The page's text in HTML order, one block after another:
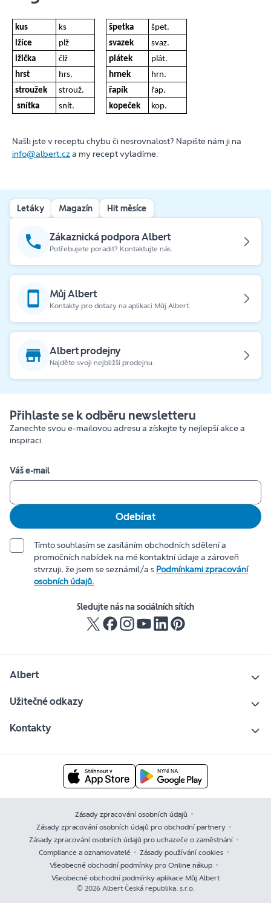
kus ks špetka
špet.
lžíce
plž svazek
svaz.
lžička
člž plátek
plát.
hrst
hrs. hrnek
hrn.
stroužek
strouž. řapík
řap.
snítka
snít. kopeček kop.
Našli jste v receptu chybu či nesrovnalost? Napište nám ji na
info@albert.cza my recept vyladíme.
Letáky Magazín Hit měsíce
Zákaznická podpora Albert
Potřebujete poradit? Kontaktujte nás.
Můj Albert
Kontakty pro dotazy na aplikaci Můj Albert.
Albert prodejny
Najděte svoji nejbližší prodejnu.
Přihlaste se k odběru newsletteru
Zanechte svou e-mailovou adresu a získejte ty nejlepší akce a
inspiraci.
Váš e-mail
Odebírat
Tímto souhlasím se zasíláním obchodních sdělení a
promočních nabídek na mé kontaktní údaje a zároveň
stvrzuji, že jsem se seznámil/a s Podmínkami zpracování
osobních údajů.
Sledujte nás na sociálních sítích
Albert
Užitečné odkazy
Kontakty
Zásady zpracování osobních údajů
Zásady zpracování osobních údajů pro obchodní partnery
Zásady zpracování osobních údajů pro uchazeče o zaměstnání
Compliance a oznamovatelé
Zásady používání cookies
Všeobecné obchodní podmínky pro Online nákup
Všeobecné obchodní podmínky aplikace Můj Albert
© 2026 Albert Česká republika, s.r.o.